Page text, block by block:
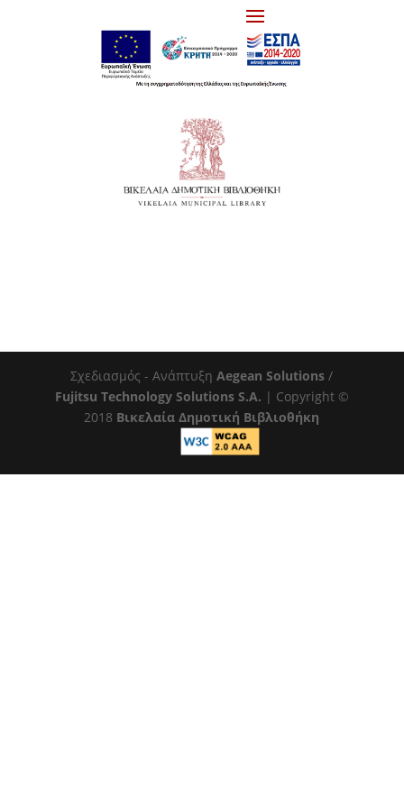
Σχεδιασμός - ΑνάπτυξηAegean Solutions /
Fujitsu Technology Solutions S.A. | Copyright ©
2018 Βικελαία Δημοτική Βιβλιοθήκη